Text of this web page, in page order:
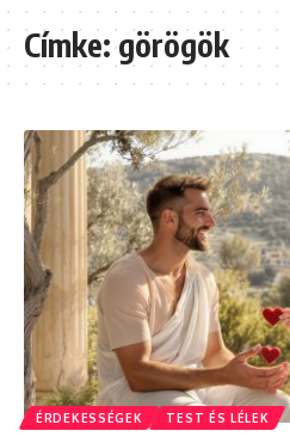
Címke:görögök
ÉRDEKESSÉGEK TEST ÉS LÉLEK